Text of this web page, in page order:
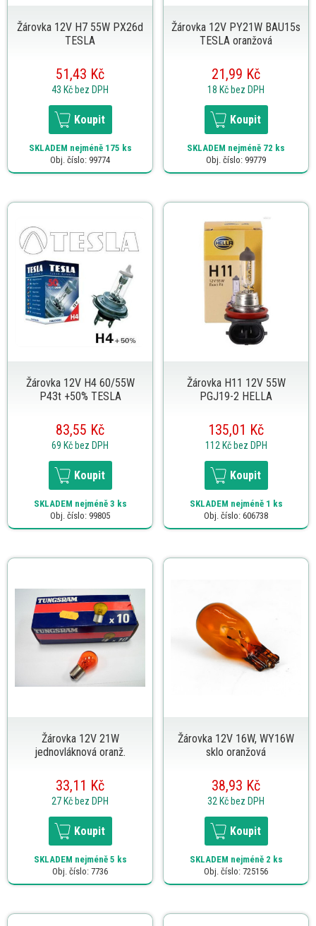
Žárovka 12V H7 55W PX26d
TESLA
51,43 Kč
43 Kč bez DPH
Koupit
SKLADEM nejméně 175 ks
Obj. číslo: 99774
Žárovka 12V PY21W BAU15s
TESLA oranžová
21,99 Kč
18 Kč bez DPH
Koupit
SKLADEM nejméně 72 ks
Obj. číslo: 99779
Žárovka 12V H4 60/55W
P43t +50% TESLA
83,55 Kč
69 Kč bez DPH
Koupit
SKLADEM nejméně 3 ks
Obj. číslo: 99805
Žárovka H11 12V 55W
PGJ19-2 HELLA
135,01 Kč
112 Kč bez DPH
Koupit
SKLADEM nejméně 1 ks
Obj. číslo: 606738
Žárovka 12V 21W
jednovláknová oranž.
33,11 Kč
27 Kč bez DPH
Koupit
SKLADEM nejméně 5 ks
Obj. číslo: 7736
Žárovka 12V 16W, WY16W
sklo oranžová
38,93 Kč
32 Kč bez DPH
Koupit
SKLADEM nejméně 2 ks
Obj. číslo: 725156